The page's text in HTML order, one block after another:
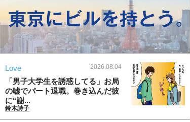
Love 2026.08.04
「男子大学生を誘惑してる」お局
の嘘でパート退職。巻き込んだ彼
に“謝...
鈴木詩子